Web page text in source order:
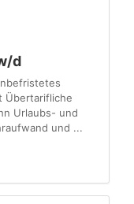
d
Übertarifliche
Urlaubs- und
und ...